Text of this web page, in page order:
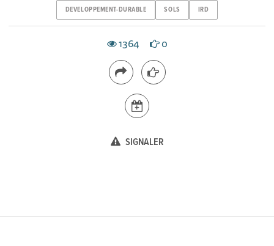
DEVELOPPEMENT-DURABLE SOLS IRD
1364 0
SIGNALER